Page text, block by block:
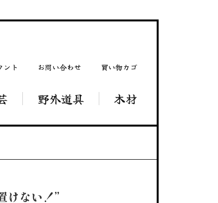
ント お問い合わせ 買い物カゴ
野外道具 木材
けない！”